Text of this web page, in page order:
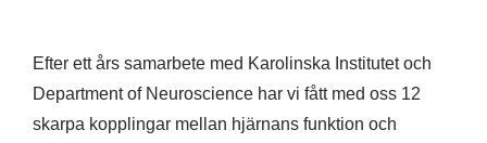
Efter ett års samarbete med Karolinska Institutet och
Department of Neuroscience har vi fått med oss 12
skarpa kopplingar mellan hjärnans funktion och